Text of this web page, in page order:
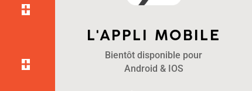
L'APPLI MOBILE
Bientôt disponible pour
Android & IOS